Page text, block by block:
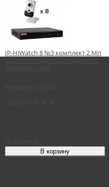
IP-HiWatch 8 №3 комплект 2 Мп